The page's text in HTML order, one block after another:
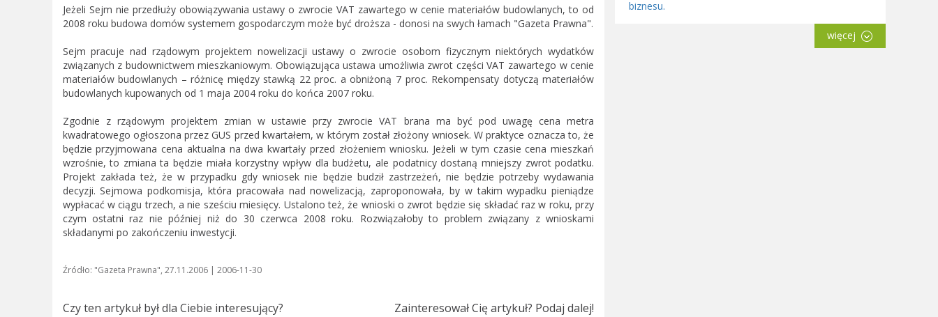
Jeżeli Sejm nie przedłuży obowiązywania ustawy o zwrocie VAT zawartego w cenie materiałów budowlanych, to od
2008 roku budowa domów systemem gospodarczym może być droższa - donosi na swych łamach "Gazeta Prawna".
Sejm pracuje nad rządowym projektem nowelizacji ustawy o zwrocie osobom fizycznym niektórych wydatków
związanych z budownictwem mieszkaniowym. Obowiązująca ustawa umożliwia zwrot części VAT zawartego w cenie
materiałów budowlanych – różnicę między stawką 22 proc. a obniżoną 7 proc. Rekompensaty dotyczą materiałów
budowlanych kupowanych od 1 maja 2004 roku do końca 2007 roku.
Zgodnie z rządowym projektem zmian w ustawie przy zwrocie VAT brana ma być pod uwagę cena metra
kwadratowego ogłoszona przez GUS przed kwartałem, w którym został złożony wniosek. W praktyce oznacza to, że
będzie przyjmowana cena aktualna na dwa kwartały przed złożeniem wniosku. Jeżeli w tym czasie cena mieszkań
wzrośnie, to zmiana ta będzie miała korzystny wpływ dla budżetu, ale podatnicy dostaną mniejszy zwrot podatku.
Projekt zakłada też, że w przypadku gdy wniosek nie będzie budził zastrzeżeń, nie będzie potrzeby wydawania
decyzji. Sejmowa podkomisja, która pracowała nad nowelizacją, zaproponowała, by w takim wypadku pieniądze
wypłacać w ciągu trzech, a nie sześciu miesięcy. Ustalono też, że wnioski o zwrot będzie się składać raz w roku, przy
czym ostatni raz nie później niż do 30 czerwca 2008 roku. Rozwiązałoby to problem związany z wnioskami
składanymi po zakończeniu inwestycji.
Źródło: "Gazeta Prawna", 27.11.2006 | 2006-11-30
Czy ten artykuł był dla Ciebie interesujący? Zainteresował Cię artykuł? Podaj dalej!
więcej